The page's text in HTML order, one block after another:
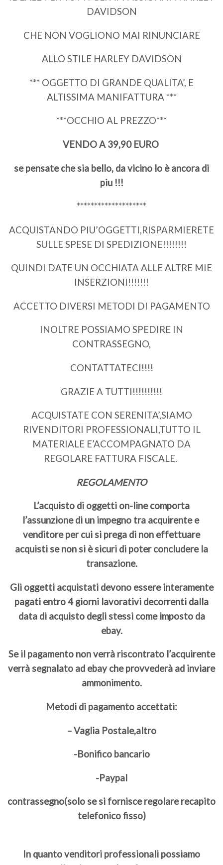
DAVIDSON
CHE NON VOGLIONO MAI RINUNCIARE
ALLO STILE HARLEY DAVIDSON
*** OGGETTO DI GRANDE QUALITA’, E
ALTISSIMA MANIFATTURA ***
***OCCHIO AL PREZZO***
VENDO A 39,90 EURO
se pensate che sia bello, da vicino lo è ancora di
piu !!!
********************
ACQUISTANDO PIU’OGGETTI,RISPARMIERETE
SULLE SPESE DI SPEDIZIONE!!!!!!!!
QUINDI DATE UN OCCHIATA ALLE ALTRE MIE
INSERZIONI!!!!!!!
ACCETTO DIVERSI METODI DI PAGAMENTO
INOLTRE POSSIAMO SPEDIRE IN
CONTRASSEGNO,
CONTATTATECI!!!!
GRAZIE A TUTTI!!!!!!!!!!
ACQUISTATE CON SERENITA’,SIAMO
RIVENDITORI PROFESSIONALI,TUTTO IL
MATERIALE E’ACCOMPAGNATO DA
REGOLARE FATTURA FISCALE.
REGOLAMENTO
L’acquisto di oggetti on-line comporta
l’assunzione di un impegno tra acquirente e
venditore per cui si prega di non effettuare
acquisti se non si è sicuri di poter concludere la
transazione.
Gli oggetti acquistati devono essere interamente
pagati entro 4 giorni lavorativi decorrenti dalla
data di acquisto degli stessi come imposto da
ebay.
Se il pagamento non verrà riscontrato l’acquirente
verrà segnalato ad ebay che provvederà ad inviare
ammonimento.
Metodi di pagamento accettati:
– Vaglia Postale,altro
-Bonifico bancario
-Paypal
contrassegno(solo se si fornisce regolare recapito
telefonico fisso)
In quanto venditori professionali possiamo